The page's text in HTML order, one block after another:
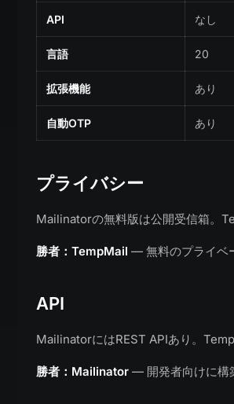
API なし
言語 20
拡張機能 あり
自動OTP あり
プライバシー
Mailinatorの無料版は公開受信箱。
勝者：TempMail — 無料のプライベ
API
MailinatorにはREST APIあり。
勝者：Mailinator — 開発者向けに構